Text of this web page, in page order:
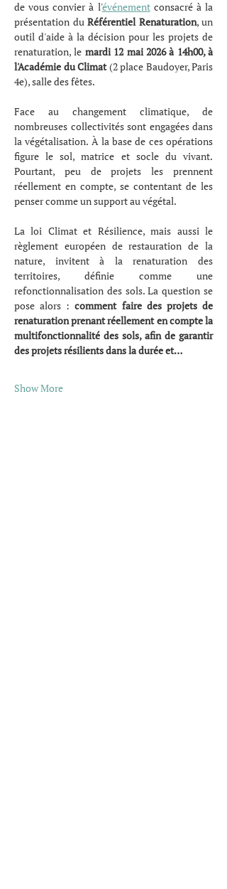
de vous convier à l'événement consacré à la
présentation du Référentiel Renaturation, un
outil d'aide à la décision pour les projets de
renaturation, le mardi 12 mai 2026 à 14h00, à
l'Académie du Climat (2 place Baudoyer, Paris
4e), salle des fêtes.
Face au changement climatique, de
nombreuses collectivités sont engagées dans
la végétalisation. À la base de ces opérations
figure le sol, matrice et socle du vivant.
Pourtant, peu de projets les prennent
réellement en compte, se contentant de les
penser comme un support au végétal.
La loi Climat et Résilience, mais aussi le
règlement européen de restauration de la
nature, invitent à la renaturation des
territoires, définie comme une
refonctionnalisation des sols. La question se
pose alors : comment faire des projets de
renaturation prenant réellement en compte la
multifonctionnalité des sols, afin de garantir
des projets résilients dans la durée et…
Show More